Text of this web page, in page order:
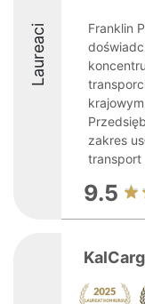
Laureaci
Franklin
zakres
transport
9.5